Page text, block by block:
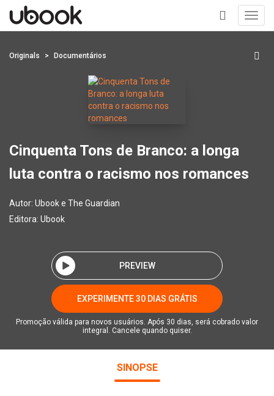
+
Originals Documentários
Cinquenta Tons de Branco: a longa
luta contra o racismo nos romances
Autor: Ubook e The Guardian
Editora: Ubook
PREVIEW
EXPERIMENTE 30 DIAS GRÁTIS
Promoção válida para novos usuários. Após 30 dias, será cobrado valor
integral. Cancele quando quiser.
SINOPSE